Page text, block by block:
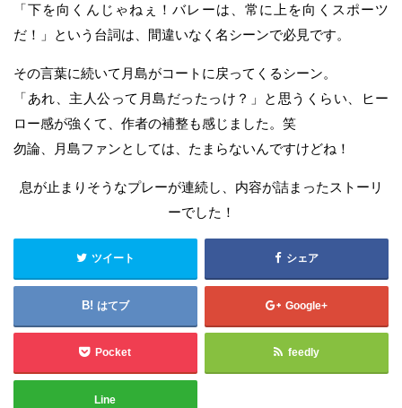
「下を向くんじゃねぇ！バレーは、常に上を向くスポーツ
だ！」という台詞は、間違いなく名シーンで必見です。
その言葉に続いて月島がコートに戻ってくるシーン。
「あれ、主人公って月島だったっけ？」と思うくらい、ヒー
ロー感が強くて、作者の補整も感じました。笑
勿論、月島ファンとしては、たまらないんですけどね！
息が止まりそうなプレーが連続し、内容が詰まったストーリ
ーでした！
ツイート シェア
はてブ Google+
Pocket feedly
Line